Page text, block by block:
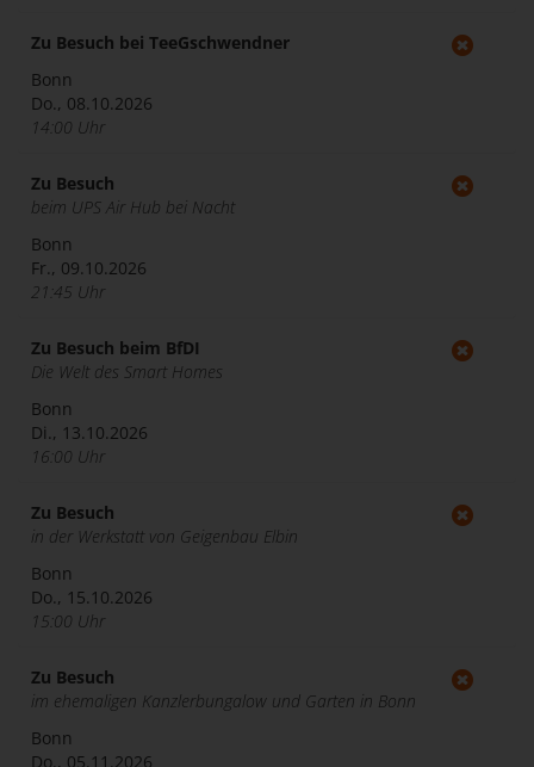
Zu Besuch bei TeeGschwendner
Bonn
Do., 08.10.2026
14:00 Uhr
Zu Besuch
beim UPS Air Hub bei Nacht
Bonn
Fr., 09.10.2026
21:45 Uhr
Zu Besuch beim BfDI
Die Welt des Smart Homes
Bonn
Di., 13.10.2026
16:00 Uhr
Zu Besuch
in der Werkstatt von Geigenbau Elbin
Bonn
Do., 15.10.2026
15:00 Uhr
Zu Besuch
im ehemaligen Kanzlerbungalow und Garten in Bonn
Bonn
Do., 05.11.2026